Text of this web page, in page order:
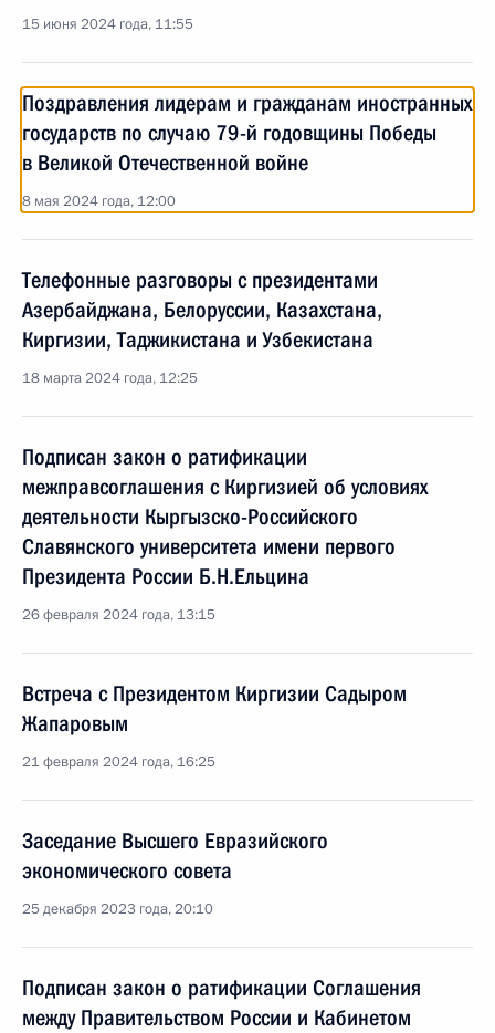
15 июня 2024 года, 11:55
Поздравления лидерам и гражданам иностранных
государств по случаю 79-й годовщины Победы
в Великой Отечественной войне
8 мая 2024 года, 12:00
Телефонные разговоры с президентами
Азербайджана, Белоруссии, Казахстана,
Киргизии, Таджикистана и Узбекистана
18 марта 2024 года, 12:25
Подписан закон о ратификации
межправсоглашения с Киргизией об условиях
деятельности Кыргызско-Российского
Славянского университета имени первого
Президента России Б.Н.Ельцина
26 февраля 2024 года, 13:15
Встреча с Президентом Киргизии Садыром
Жапаровым
21 февраля 2024 года, 16:25
Заседание Высшего Евразийского
экономического совета
25 декабря 2023 года, 20:10
Подписан закон о ратификации Соглашения
между Правительством России и Кабинетом